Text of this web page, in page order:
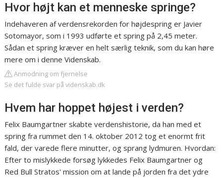
Hvor højt kan et menneske springe?
Indehaveren af verdensrekorden for højdespring er Javier
Sotomayor, som i 1993 udførte et spring på 2,45 meter.
Sådan et spring kræver en helt særlig teknik, som du kan høre
mere om i denne Videnskab.
Anmodning om fjernelse
Se det fulde svar på videnskab.dk
Hvem har hoppet højest i verden?
Felix Baumgartner skabte verdenshistorie, da han med et
spring fra rummet den 14. oktober 2012 tog et enormt frit
fald, der varede flere minutter, og sprang lydmuren. Hvordan:
Efter to mislykkede forsøg lykkedes Felix Baumgartner og
Red Bull Stratos' mission om at lande på jorden fra det ydre